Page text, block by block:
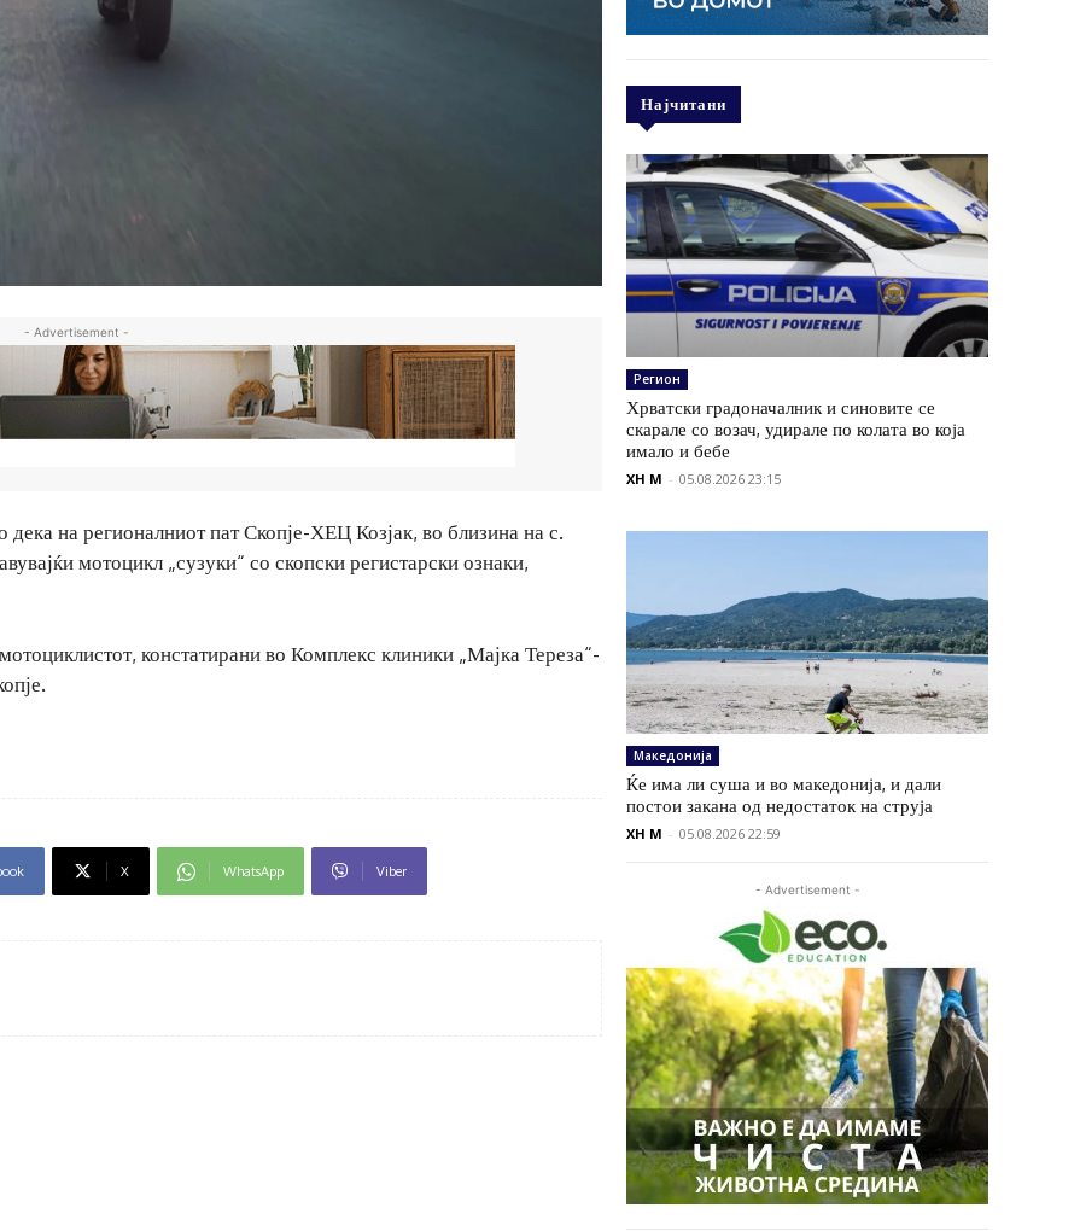
- Advertisement -
на регионалниот пат Скопје-ХЕЦ Козјак, во близина на с.
мотоцикл „сузуки“ со скопски регистарски ознаки,
констатирани во Комплекс клиники „Мајка Тереза“-
X WhatsApp Viber
Најчитани
Регион
Хрватски градоначалник и синовите се
скарале со возач, удирале по колата во која
имало и бебе
XH M - 05.08.2026 23:15
Македонија
Ќе има ли суша и во македонија, и дали
постои закана од недостаток на струја
XH M - 05.08.2026 22:59
- Advertisement -